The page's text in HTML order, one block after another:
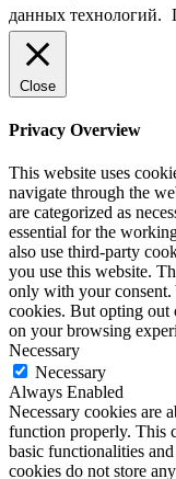
данных технологий.
Close
Privacy Overview
This website uses
navigate through the
are categorized as
essential for the
also use third-party
you use this website.
only with your consent.
cookies. But opting out
on your browsing
Necessary
Necessary
Always Enabled
Necessary cookies are
function properly. This
basic functionalities
cookies do not store